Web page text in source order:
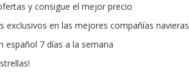
y consigue el mejor precio
exclusivos en las mejores compañías navieras
español 7 días a la semana